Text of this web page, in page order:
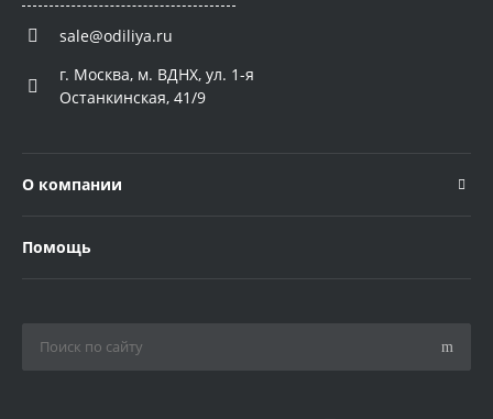
sale@odiliya.ru
г. Москва, м. ВДНХ, ул. 1-я
Останкинская, 41/9
О компании
Помощь